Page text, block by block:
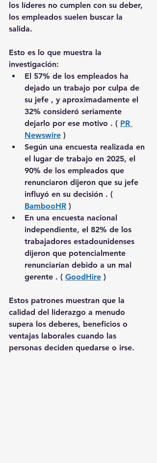
los líderes no cumplen con su deber,
los empleados suelen buscar la
salida.
Esto es lo que muestra la
investigación:
El 57% de los empleados ha
dejado un trabajo por culpa de
su jefe , y aproximadamente el
32% consideró seriamente
dejarlo por ese motivo . ( PR
Newswire )
Según una encuesta realizada en
el lugar de trabajo en 2025, el
90% de los empleados que
renunciaron dijeron que su jefe
influyó en su decisión . (
BambooHR )
En una encuesta nacional
independiente, el 82% de los
trabajadores estadounidenses
dijeron que potencialmente
renunciarían debido a un mal
gerente . ( GoodHire )
Estos patrones muestran que la
calidad del liderazgo a menudo
supera los deberes, beneficios o
ventajas laborales cuando las
personas deciden quedarse o irse.